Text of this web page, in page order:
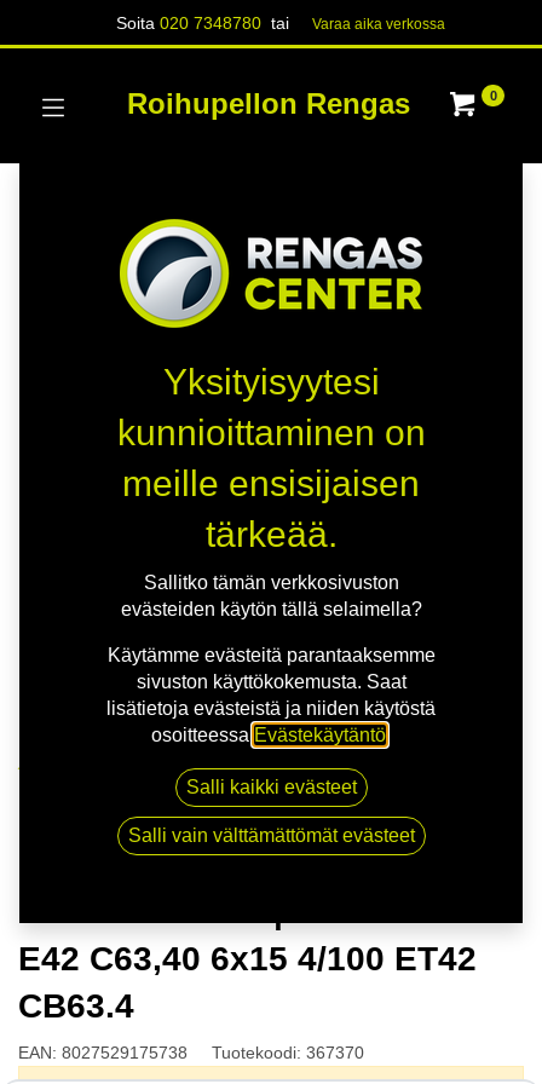
Soita020 7348780 tai Varaa aika verk​​​​ossa
Roihupellon Rengas 0
MSW 85 G.BLK | 6X15 4-100 E42 C63,40 6x15 4/100
ET42 CB63.4
E42 C63,40 6x15 4/100 ET42
CB63.4
EAN: 8027529175738 Tuotekoodi: 367370
Yksityisyytesi
kunnioittaminen on
meille ensisijaisen
tärkeää.
Sallitko tämän verkkosivuston
evästeiden käytön tällä selaimella?
Käytämme evästeitä parantaaksemme
sivuston käyttökokemusta. Saat
lisätietoja evästeistä ja niiden käytöstä
osoitteessa Evästekäytäntö
Salli kaikki evästeet
Salli vain välttämättömät evästeet